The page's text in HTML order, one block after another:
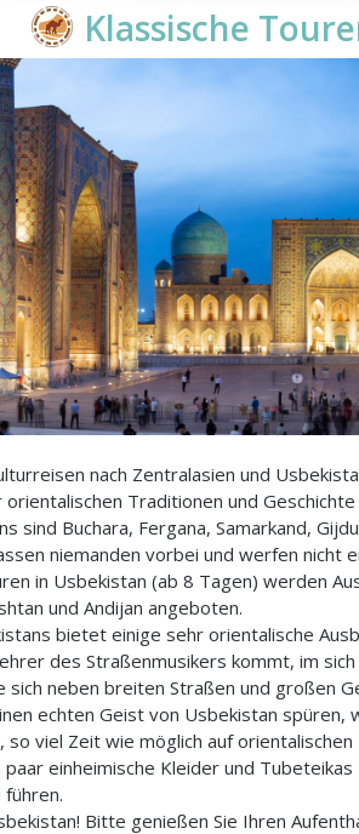
Klassische
nach Zentralasien und
Traditionen und
sind Buchara, Fergana, Samarkand,
niemanden vorbei und werfen nicht
in Usbekistan (ab 8 Tagen) werden
und Andijan angeboten.
bietet einige sehr orientalische
des Straßenmusikers kommt, im
sich neben breiten Straßen und großen
echten Geist von Usbekistan spüren,
so viel Zeit wie möglich auf
einheimische Kleider und
führen.
Bitte genießen Sie Ihren